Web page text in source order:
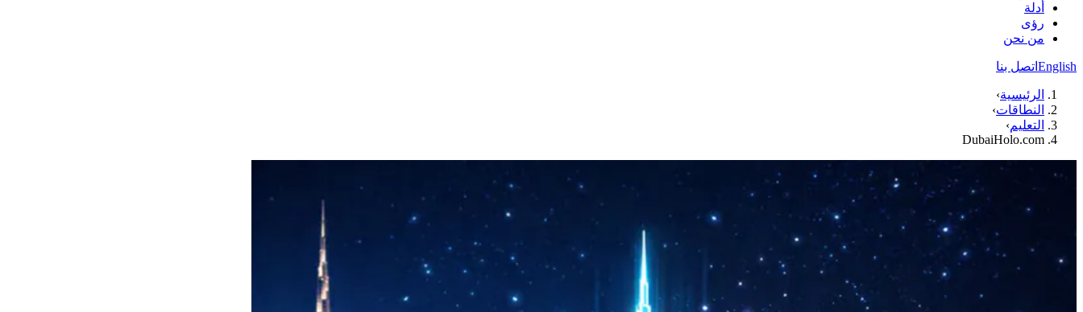
أدلة
رؤى
من نحن
English اتصل بنا
الرئيسية›
النطاقات›
التعليم›
DubaiHolo.com